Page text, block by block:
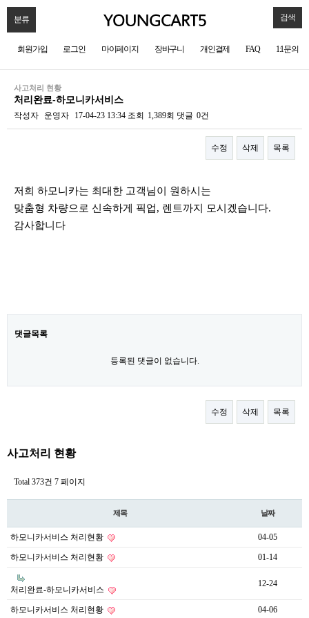
분류 검색
회원가입 로그인 마이페이지 장바구니 개인결제 FAQ 1:1문의
사고처리 현황
처리완료-하모니카서비스
작성자 운영자 17-04-23 13:34 조회 1,389회 댓글 0건
수정 삭제 목록
저희 하모니카는 최대한 고객님이 원하시는
맞춤형 차량으로 신속하게 픽업, 렌트까지 모시겠습니다.
감사합니다
댓글목록
등록된 댓글이 없습니다.
수정 삭제 목록
사고처리 현황
Total 373건 7 페이지
제목 날짜
하모니카서비스 처리현황 04-05
하모니카서비스 처리현황 01-14
처리완료-하모니카서비스
12-24
하모니카서비스 처리현황 04-06